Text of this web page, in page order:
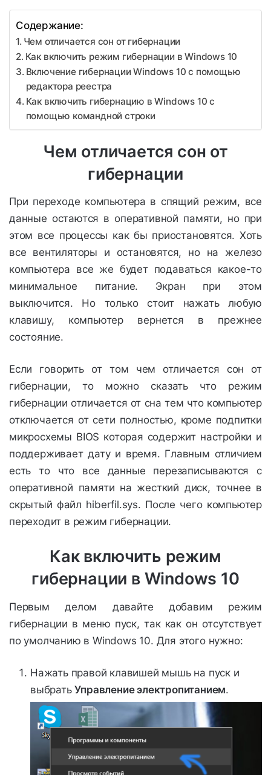
Содержание:
Чем отличается сон от гибернации
Как включить режим гибернации в Windows 10
Включение гибернации Windows 10 с помощью
редактора реестра
Как включить гибернацию в Windows 10 с
помощью командной строки
Чем отличается сон от
гибернации
При переходе компьютера в спящий режим, все
данные остаются в оперативной памяти, но при
этом все процессы как бы приостановятся. Хоть
все вентиляторы и остановятся, но на железо
компьютера все же будет подаваться какое-то
минимальное питание. Экран при этом
выключится. Но только стоит нажать любую
клавишу, компьютер вернется в прежнее
состояние.
Если говорить от том чем отличается сон от
гибернации, то можно сказать что режим
гибернации отличается от сна тем что компьютер
отключается от сети полностью, кроме подпитки
микросхемы BIOS которая содержит настройки и
поддерживает дату и время. Главным отличием
есть то что все данные перезаписываются с
оперативной памяти на жесткий диск, точнее в
скрытый файл hiberfil.sys. После чего компьютер
переходит в режим гибернации.
Как включить режим
гибернации в Windows 10
Первым делом давайте добавим режим
гибернации в меню пуск, так как он отсутствует
по умолчанию в Windows 10. Для этого нужно:
Нажать правой клавишей мышь на пуск и
выбратьУправление электропитанием.